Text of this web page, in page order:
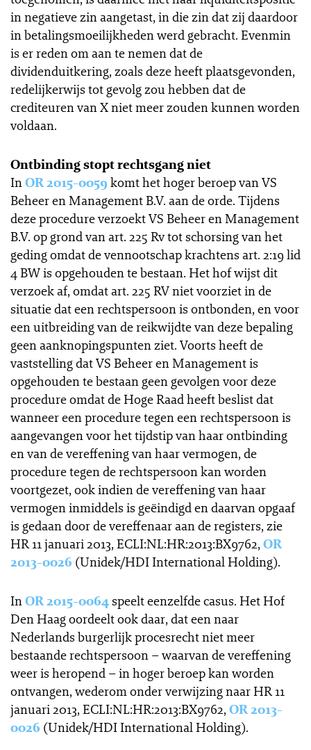
in negatieve zin aangetast, in die zin dat zij daardoor
in betalingsmoeilijkheden werd gebracht. Evenmin
is er reden om aan te nemen dat de
dividenduitkering, zoals deze heeft plaatsgevonden,
redelijkerwijs tot gevolg zou hebben dat de
crediteuren van X niet meer zouden kunnen worden
voldaan.
Ontbinding stopt rechtsgang niet
InOR 2015-0059 komt het hoger beroep van VS
Beheer en Management B.V. aan de orde. Tijdens
deze procedure verzoekt VS Beheer en Management
B.V. op grond van art. 225 Rv tot schorsing van het
geding omdat de vennootschap krachtens art. 2:19 lid
4 BW is opgehouden te bestaan. Het hof wijst dit
verzoek af, omdat art. 225 RV niet voorziet in de
situatie dat een rechtspersoon is ontbonden, en voor
een uitbreiding van de reikwijdte van deze bepaling
geen aanknopingspunten ziet. Voorts heeft de
vaststelling dat VS Beheer en Management is
opgehouden te bestaan geen gevolgen voor deze
procedure omdat de Hoge Raad heeft beslist dat
wanneer een procedure tegen een rechtspersoon is
aangevangen voor het tijdstip van haar ontbinding
en van de vereffening van haar vermogen, de
procedure tegen de rechtspersoon kan worden
voortgezet, ook indien de vereffening van haar
vermogen inmiddels is geëindigd en daarvan opgaaf
is gedaan door de vereffenaar aan de registers, zie
HR 11 januari 2013, ECLI:NL:HR:2013:BX9762, OR
2013-0026 (Unidek/HDI International Holding).
InOR 2015-0064speelt eenzelfde casus. Het Hof
Den Haag oordeelt ook daar, dat een naar
Nederlands burgerlijk procesrecht niet meer
bestaande rechtspersoon – waarvan de vereffening
weer is heropend – in hoger beroep kan worden
ontvangen, wederom onder verwijzing naar HR 11
januari 2013, ECLI:NL:HR:2013:BX9762, OR 2013-
0026 (Unidek/HDI International Holding).